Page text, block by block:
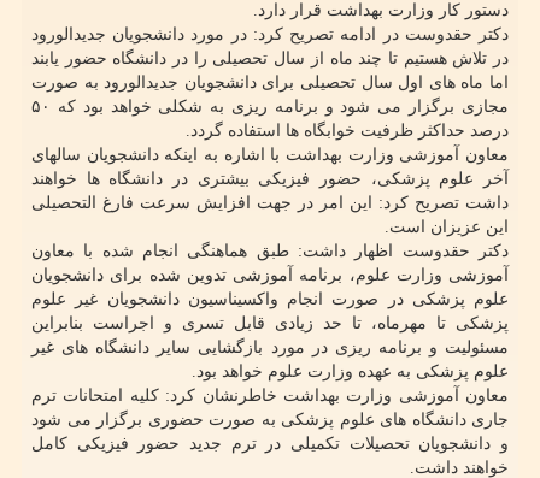
دستور کار وزارت بهداشت قرار دارد.
دکتر حقدوست در ادامه تصریح کرد: در مورد دانشجویان جدیدالورود
در تلاش هستیم تا چند ماه از سال تحصیلی را در دانشگاه حضور یابند
اما ماه های اول سال تحصیلی برای دانشجویان جدیدالورود به صورت
مجازی برگزار می شود و برنامه ریزی به شکلی خواهد بود که ۵۰
درصد حداکثر ظرفیت خوابگاه ها استفاده گردد.
معاون آموزشی وزارت بهداشت با اشاره به اینکه دانشجویان سالهای
آخر علوم پزشکی، حضور فیزیکی بیشتری در دانشگاه ها خواهند
داشت تصریح کرد: این امر در جهت افزایش سرعت فارغ التحصیلی
این عزیزان است.
دکتر حقدوست اظهار داشت: طبق هماهنگی انجام شده با معاون
آموزشی وزارت علوم، برنامه آموزشی تدوین شده برای دانشجویان
علوم پزشکی در صورت انجام واکسیناسیون دانشجویان غیر علوم
پزشکی تا مهرماه، تا حد زیادی قابل تسری و اجراست بنابراین
مسئولیت و برنامه ریزی در مورد بازگشایی سایر دانشگاه های غیر
علوم پزشکی به عهده وزارت علوم خواهد بود.
معاون آموزشی وزارت بهداشت خاطرنشان کرد: کلیه امتحانات ترم
جاری دانشگاه های علوم پزشکی به صورت حضوری برگزار می شود
و دانشجویان تحصیلات تکمیلی در ترم جدید حضور فیزیکی کامل
خواهند داشت.